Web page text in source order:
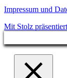
Impressum und
Mit Stolz